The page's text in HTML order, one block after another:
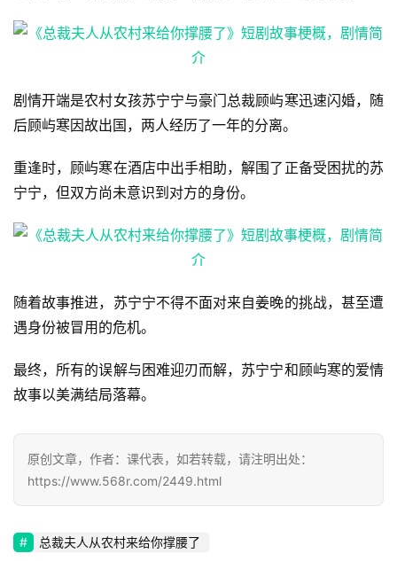
首
📖
墨
语
剧情开端是农村女孩苏宁宁与豪门总裁顾屿寒迅速闪婚，随
后顾屿寒因故出国，两人经历了一年的分离。
重逢时，顾屿寒在酒店中出手相助，解围了正备受困扰的苏
宁宁，但双方尚未意识到对方的身份。
随着故事推进，苏宁宁不得不面对来自姜晚的挑战，甚至遭
遇身份被冒用的危机。
最终，所有的误解与困难迎刃而解，苏宁宁和顾屿寒的爱情
故事以美满结局落幕。
原创文章，作者：课代表，如若转载，请注明出处：
https://www.568r.com/2449.html
总裁夫人从农村来给你撑腰了